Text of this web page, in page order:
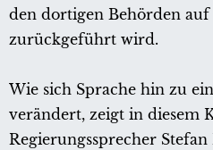
den dortigen Behörden
zurückgeführt wird.
Wie sich Sprache hin zu
verändert, zeigt in diesem
Regierungssprecher